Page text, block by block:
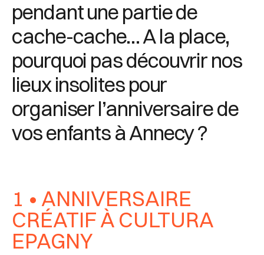
pendant une partie de
cache-cache… A la place,
pourquoi pas découvrir nos
lieux insolites pour
organiser l’anniversaire de
vos enfants à Annecy ?
1 • ANNIVERSAIRE
CRÉATIF À CULTURA
EPAGNY